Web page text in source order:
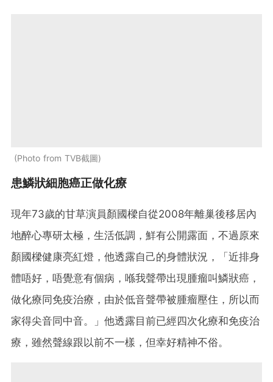
Photo from TVB截圖
患鱗狀細胞癌正做化療
現年73歲的甘草演員顏國樑自從2008年離巢後移居內
地醉心專研太極，生活低調，鮮有公開露面，不過原來
顏國樑健康亮紅燈，他透露自己的身體狀況，「近排身
體唔好，唔覺意有個病，喺我聲帶出現腫瘤叫鱗狀癌，
做化療同免疫治療，由於低音聲帶被腫瘤壓住，所以而
家得尖音同中音。」他透露目前已經四次化療和免疫治
療，雖然聲線跟以前不一樣，但幸好精神不俗。